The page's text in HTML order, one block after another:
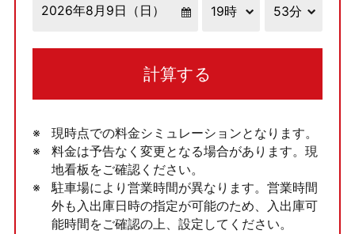
計算する
現時点での料金シミュレーションとなります。
料金は予告なく変更となる場合があります。現
地看板をご確認ください。
駐車場により営業時間が異なります。営業時間
外も入出庫日時の指定が可能のため、入出庫可
能時間をご確認の上、設定してください。